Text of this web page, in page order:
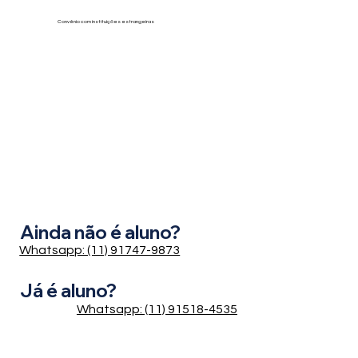
Convênio com instituições estrangeiras
Ainda não é aluno?
Já é aluno?
Whatsapp: (11) 91747-9873
Whatsapp: (11) 91518-4535